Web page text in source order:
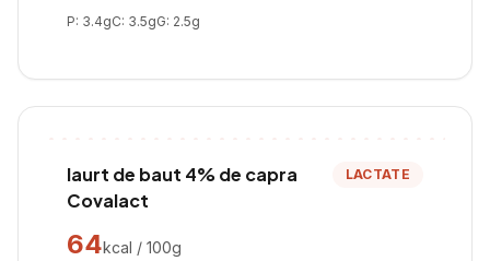
P: 3.4gC: 3.5gG: 2.5g
Iaurt de baut 4% de capra
Covalact
LACTATE
64kcal / 100g